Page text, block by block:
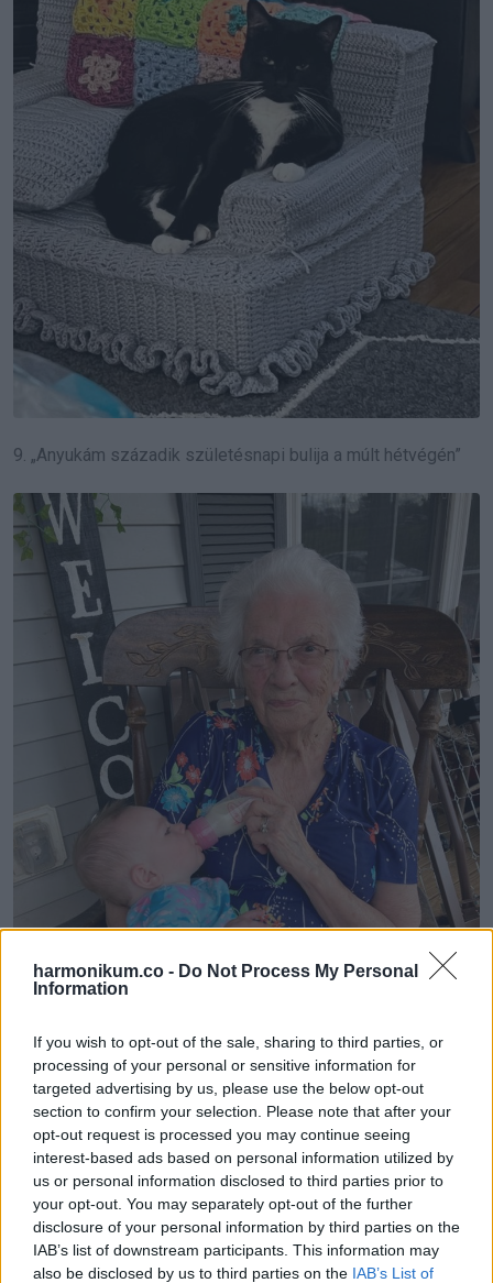
harmonikum.co - Do Not Process My Personal
Information
If you wish to opt-out of the sale, sharing to third parties, or
processing of your personal or sensitive information for
targeted advertising by us, please use the below opt-out
section to confirm your selection. Please note that after your
opt-out request is processed you may continue seeing
interest-based ads based on personal information utilized by
us or personal information disclosed to third parties prior to
your opt-out. You may separately opt-out of the further
disclosure of your personal information by third parties on the
IAB’s list of downstream participants. This information may
also be disclosed by us to third parties on the IAB’s List of
9. „Anyukám századik születésnapi bulija a múlt hétvégén”
10. „Tina az orrát odatolva alszik velem, ahogy a feleségem
megörökítette”